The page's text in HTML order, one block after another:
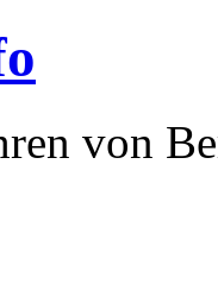
von